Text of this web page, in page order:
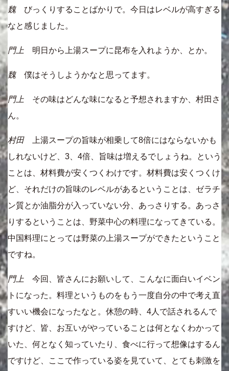
魏びっくりすることばかりで。今日はレベルが高すぎる
なと感じました。
門上 明日から上湯スープに昆布を入れようか、とか。
魏僕はそうしようかなと思ってます。
門上 その味はどんな味になると予想されますか、村田さ
ん。
村田上湯スープの旨味が相乗して8倍にはならないかも
しれないけど、3、4倍、旨味は増えるでしょうね。という
ことは、材料費が安くつくわけです。材料費は安くつくけ
ど、それだけの旨味のレベルがあるということは、ゼラチ
ン質とか油脂分が入っていない分、あっさりする。あっさ
りするということは、野菜中心の料理になってきている。
中国料理にとっては野菜の上湯スープができたということ
ですね。
門上 今回、皆さんにお願いして、こんなに面白いイベン
トになった。料理というものをもう一度自分の中で考え直
すいい機会になったなと。休憩の時、4人で話されるんで
すけど、皆、お互いがやっていることは何となくわかって
いた、何となく知っていたり、食べに行って想像はするん
ですけど、ここで作っている姿を見ていて、とても刺激を